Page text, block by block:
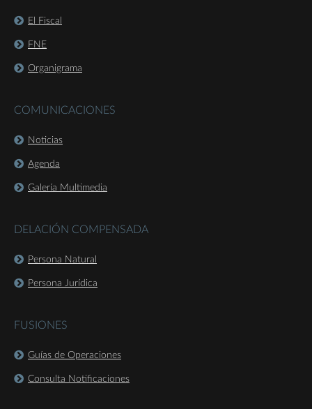
El Fiscal
FNE
Organigrama
COMUNICACIONES
Noticias
Agenda
Galería Multimedia
DELACIÓN COMPENSADA
Persona Natural
Persona Jurídica
FUSIONES
Guías de Operaciones
Consulta Notificaciones